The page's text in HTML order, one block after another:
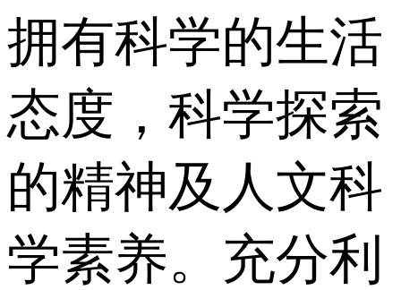
拥有科学的生活
态度，科学探索
的精神及人文科
学素养。充分利